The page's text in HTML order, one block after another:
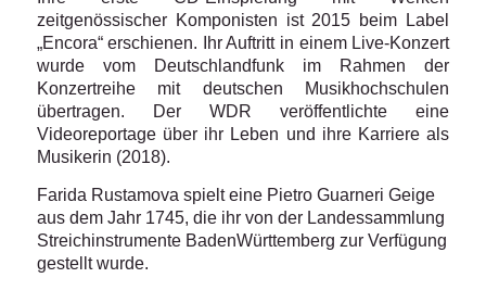
zeitgenössischer Komponisten ist 2015 beim Label
„Encora“ erschienen. Ihr Auftritt in einem Live-Konzert
wurde vom Deutschlandfunk im Rahmen der
Konzertreihe mit deutschen Musikhochschulen
übertragen. Der WDR veröffentlichte eine
Videoreportage über ihr Leben und ihre Karriere als
Musikerin (2018).
Farida Rustamova spielt eine Pietro Guarneri Geige
aus dem Jahr 1745, die ihr von der Landessammlung
Streichinstrumente BadenWürttemberg zur Verfügung
gestellt wurde.